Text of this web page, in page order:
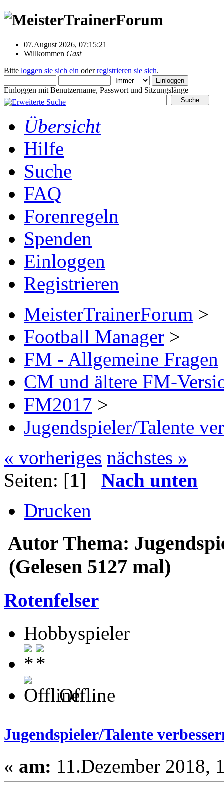
07.August 2026, 07:15:21
Willkommen Gast
Bitte loggen sie sich ein oderregistrieren sie sich.
Einloggen mit Benutzername, Passwort und Sitzungslänge
Übersicht
Hilfe
Suche
FAQ
Forenregeln
Spenden
Einloggen
Registrieren
MeisterTrainerForum >
Football Manager >
FM - Allgemeine Fragen
CM und ältere FM-
FM2017 >
Jugendspieler/Talente
« vorheriges nächstes »
Seiten: [1] Nach unten
Drucken
Autor Thema:
(Gelesen 5127 mal)
Rotenfelser
Hobbyspieler
Offline
Jugendspieler/Talente
« am: 11.Dezember 2018,